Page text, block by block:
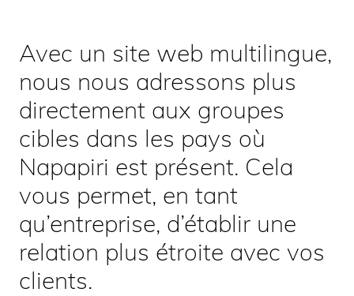
Avec un site web multilingue,
nous nous adressons plus
directement aux groupes
cibles dans les pays où
Napapiri est présent. Cela
vous permet, en tant
qu’entreprise, d’établir une
relation plus étroite avec vos
clients.